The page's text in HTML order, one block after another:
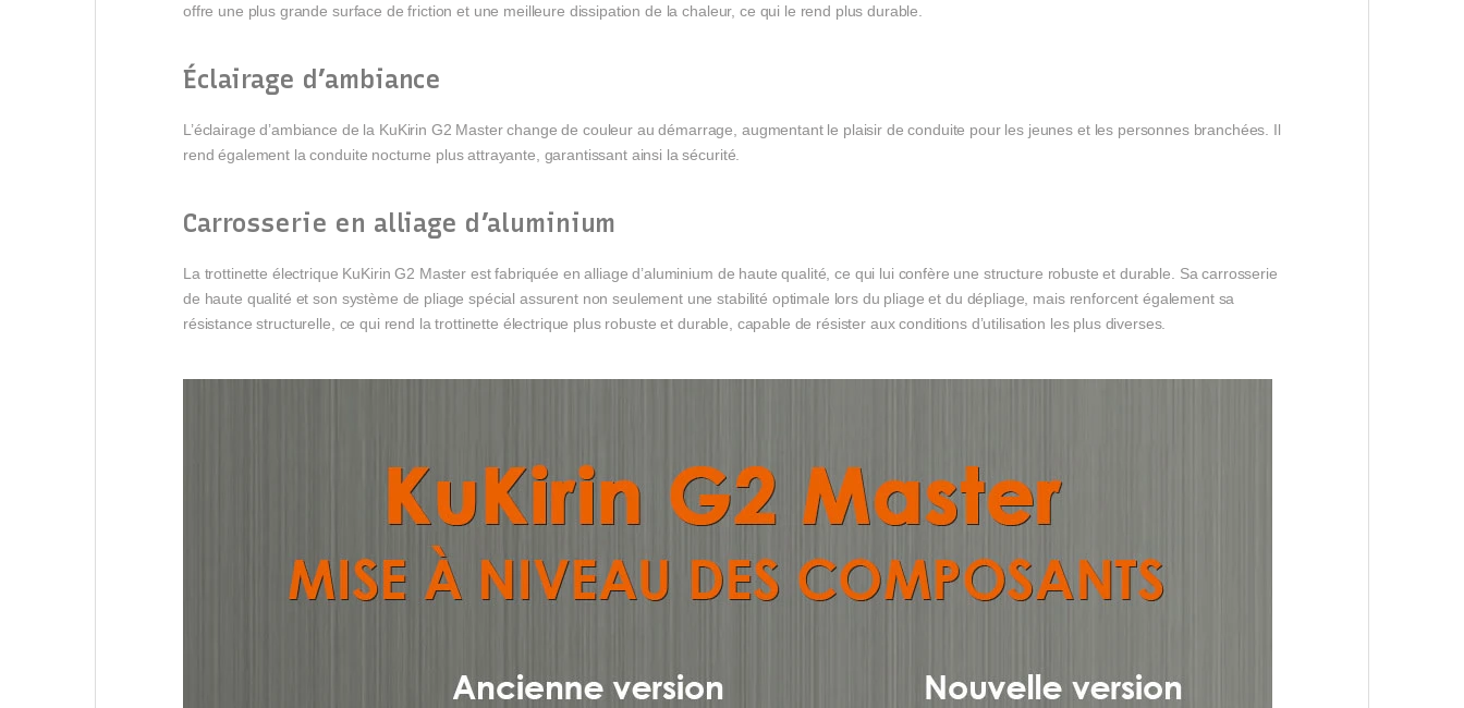
offre une plus grande surface de friction et une meilleure dissipation de la chaleur, ce qui le rend plus durable.
Éclairage d’ambiance
L’éclairage d’ambiance de la KuKirin G2 Master change de couleur au démarrage, augmentant le plaisir de conduite pour les jeunes et les personnes branchées. Il
rend également la conduite nocturne plus attrayante, garantissant ainsi la sécurité.
Carrosserie en alliage d’aluminium
La trottinette électrique KuKirin G2 Master est fabriquée en alliage d’aluminium de haute qualité, ce qui lui confère une structure robuste et durable. Sa carrosserie
de haute qualité et son système de pliage spécial assurent non seulement une stabilité optimale lors du pliage et du dépliage, mais renforcent également sa
résistance structurelle, ce qui rend la trottinette électrique plus robuste et durable, capable de résister aux conditions d’utilisation les plus diverses.